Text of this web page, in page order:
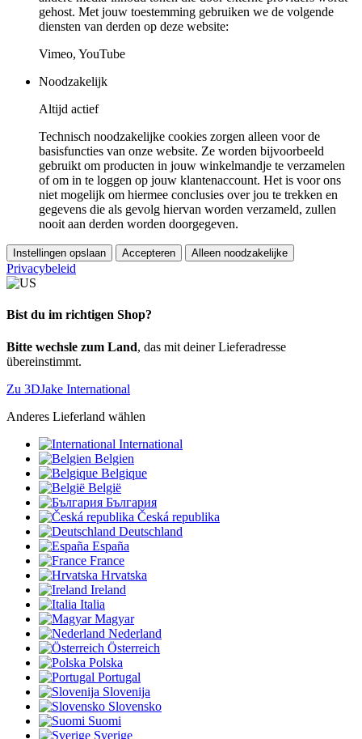
gehost. Met jouw toestemming gebruiken we de volgende
diensten van derden op deze website:
Vimeo, YouTube
Noodzakelijk
Altijd actief
Technisch noodzakelijke cookies zorgen alleen voor de
basisfuncties van onze website. Ze worden bijvoorbeeld
gebruikt om producten in jouw winkelmandje te verzamelen
of om in te loggen op jouw klantenaccount. Het is voor ons
niet mogelijk om hiermee conclusies over jou te trekken en
gegevens die als gevolg hiervan worden verzameld, zullen
nooit aan derden worden doorgegeven.
Instellingen opslaan Accepteren Alleen noodzakelijke
Privacybeleid
Bist du im richtigen Shop?
Bitte wechsle zum Land, das mit deiner Lieferadresse
übereinstimmt.
Zu 3DJake International
Anderes Lieferland wählen
International
Belgien
Belgique
België
България
Česká republika
Deutschland
España
France
Hrvatska
Ireland
Italia
Magyar
Nederland
Österreich
Polska
Portugal
Slovenija
Slovensko
Suomi
Sverige